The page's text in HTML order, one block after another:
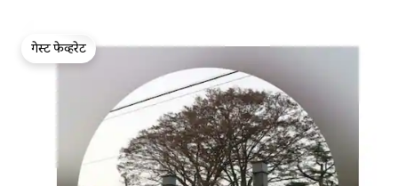
गेस्ट फेव्हरेट
गेस्ट फेव्हरेट